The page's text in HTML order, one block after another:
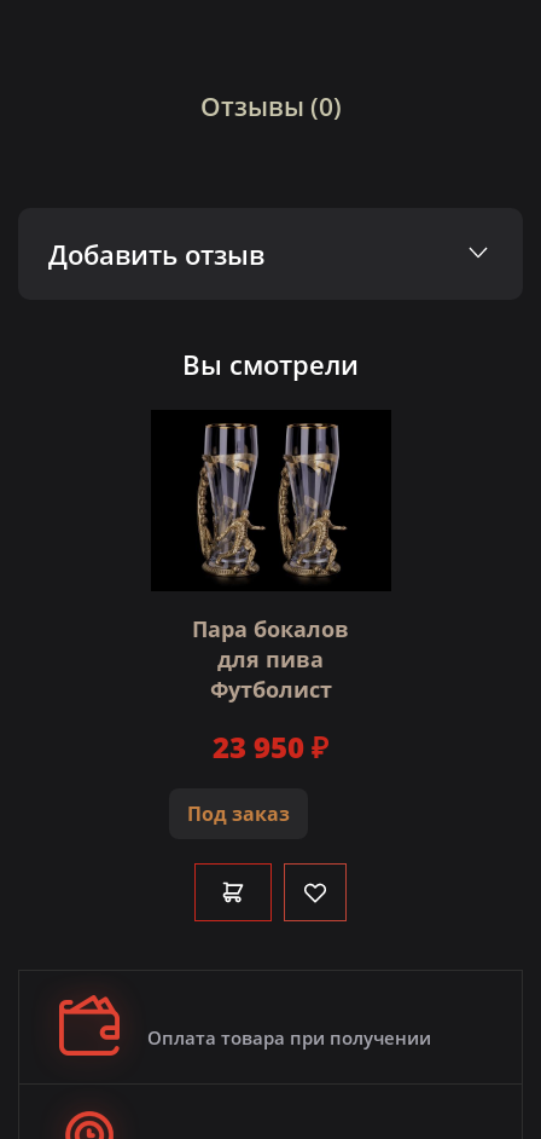
Отзывы (0)
Добавить отзыв
Вы смотрели
Пара бокалов
для пива
Футболист
Под заказ
23 950 ₽
Оплата товара при получении